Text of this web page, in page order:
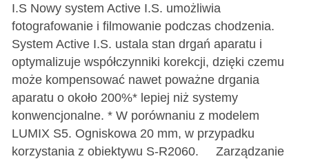
I.S Nowy system Active I.S. umożliwia
fotografowanie i filmowanie podczas chodzenia.
System Active I.S. ustala stan drgań aparatu i
optymalizuje współczynniki korekcji, dzięki czemu
może kompensować nawet poważne drgania
aparatu o około 200%* lepiej niż systemy
konwencjonalne. * W porównaniu z modelem
LUMIX S5. Ogniskowa 20 mm, w przypadku
korzystania z obiektywu S-R2060. Zarządzanie